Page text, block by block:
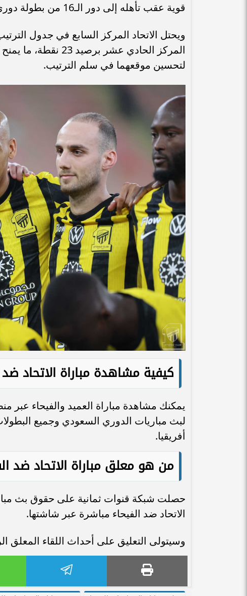
قوية عقب تأهله إلى دور الـ16 من بطولة دوري أبطال آسيا للنخبة بانتصار عريض على الغرافة.
المركز الحادي عشر
لتحسين موقعهما في سلم الترتيب.
كيفية مشاهدة مباراة الاتحاد
يمكنك مشاهدة مباراة العميد والفيحاء عبر
لبث مباريات الدوري السعودي وجميع
أفريقيا.
من هو معلق مباراة الاتحاد ضد
حصلت شبكة قنوات ثمانية على حقوق بث
الاتحاد ضد الفيحاء مباشرة عبر شاشتها.
وسيتولى التعليق على أحداث اللقاء